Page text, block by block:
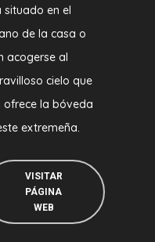
situado en el
de la casa o
acogerse al
cielo que
ofrece la bóveda
extremeña.
VISITAR
PÁGINA
WEB